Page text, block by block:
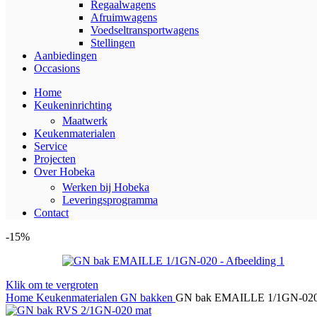
Regaalwagens
Afruimwagens
Voedseltransportwagens
Stellingen
Aanbiedingen
Occasions
Home
Keukeninrichting
Maatwerk
Keukenmaterialen
Service
Projecten
Over Hobeka
Werken bij Hobeka
Leveringsprogramma
Contact
-15%
Klik om te vergroten
Home Keukenmaterialen GN bakken GN bak EMAILLE 1/1GN-